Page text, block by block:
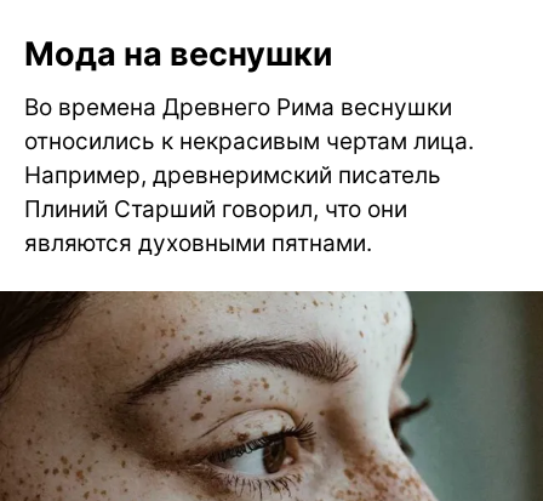
Мода на веснушки
Во времена Древнего Рима веснушки
относились к некрасивым чертам лица.
Например, древнеримский писатель
Плиний Старший говорил, что они
являются духовными пятнами.